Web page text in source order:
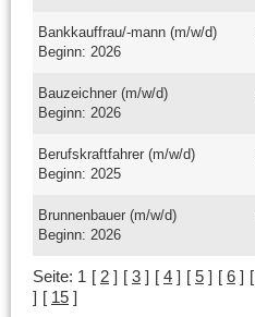
Bankkauffrau/-mann (m/w/d)
Beginn: 2026
Bauzeichner (m/w/d)
Beginn: 2026
Berufskraftfahrer (m/w/d)
Beginn: 2025
Brunnenbauer (m/w/d)
Beginn: 2026
Seite: 1 [ 2 ] [ 3 ] [ 4 ] [ 5 ] [ 6 ] [
] [ 15 ]